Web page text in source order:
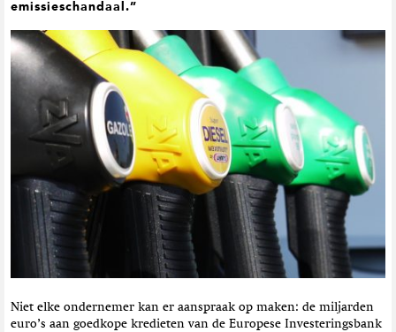
n
v
i
g
h
u
d
e
s
t
emissieschandaal.”
Niet elke ondernemer kan er aanspraak op maken: de miljarden
euro’s aan goedkope kredieten van de Europese Investeringsbank